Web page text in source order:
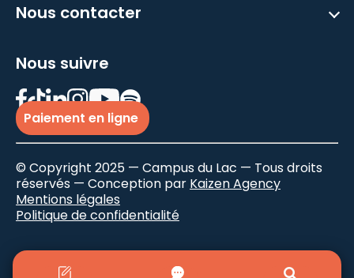
Nous contacter
Nous suivre
Paiement en ligne
© Copyright 2025 — Campus du Lac — Tous droits
réservés — Conception par Kaizen Agency
Mentions légales
Politique de confidentialité